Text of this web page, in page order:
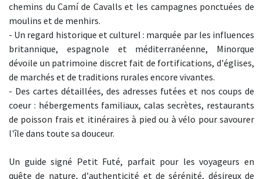
chemins du Camí de Cavalls et les campagnes ponctuées de
moulins et de menhirs.
- Un regard historique et culturel : marquée par les influences
britannique, espagnole et méditerranéenne, Minorque
dévoile un patrimoine discret fait de fortifications, d'églises,
de marchés et de traditions rurales encore vivantes.
- Des cartes détaillées, des adresses futées et nos coups de
coeur : hébergements familiaux, calas secrètes, restaurants
de poisson frais et itinéraires à pied ou à vélo pour savourer
l'île dans toute sa douceur.
Un guide signé Petit Futé, parfait pour les voyageurs en
quête de nature, d'authenticité et de sérénité, désireux de